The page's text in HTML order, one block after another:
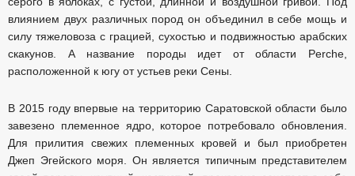
влиянием двух различных пород он объединил в себе мощь и
силу тяжеловоза с грацией, сухостью и подвижностью арабских
скакунов. А название породы идет от области Perche,
расположенной к югу от устьев реки Сены.
В 2015 году впервые на территорию Саратовской области было
завезено племенное ядро, которое потребовало обновления.
Для прилития свежих племенных кровей и был приобретен
Джеп Эгейского моря. Он является типичным представителем